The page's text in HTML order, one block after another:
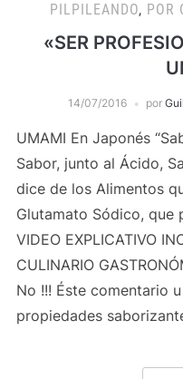
PILPILEANDO, POR
«SER
14/07/2016 por
UMAMI En Japonés
Sabor, junto al Ácido,
dice de los Alimentos
Glutamato Sódico, que
VIDEO EXPLICATIVO
CULINARIO
No !!! Éste comentario
propiedades